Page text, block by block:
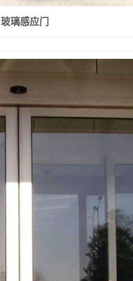
伸缩门
铝艺门.围栏
玻璃感应门